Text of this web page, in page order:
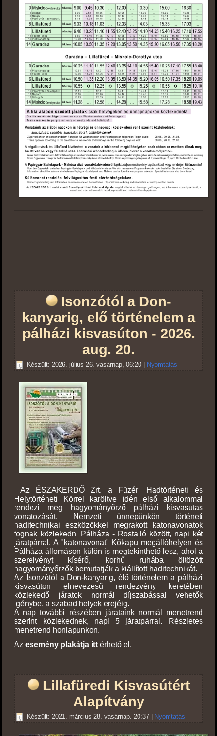
Isonzótól a Don-
kanyarig, elő történelem a
pálházi kisvasúton - 2026.
aug. 20.
Készült: 2026. július 26. vasárnap, 06:20 Nyomtatás
Az ÉSZAKERDŐ Zrt. a Füzéri Hadtörténeti és
Helytörténeti Körrel karöltve idén első alkalommal
rendezi meg hagyományőrző pálházi kisvasutas
vonatozását. Nemzeti ünnepünkön történeti
haditechnikai eszközökkel megrakott katonavonatok
fognak közlekedni Pálháza - Rostalló között, napi két
járatpárral. A "katonavonat" Kőkapu megállóhelyen és
Pálháza állomáson külön is megtekinthető lesz, ahol a
szerelvényt kísérő, korhű ruhába öltözött
hagyományőrzők bemutatják a kiállított haditechnikát.
Az Isonzótól a Don-kanyarig, élő történelem a pálházi
kisvasúton elnevezésű rendezvény keretében
közlekedő járatok normál díjszabással vehetők
igénybe, a szabad helyek erejéig.
A nap további részében járataink normál menetrend
szerint közlekednek, napi 5 járatpárral. Részletes
menetrend honlapunkon.
Azesemény plakátja itt érhető el.
Lillafüredi Kisvasútért
Alapítvány
Készült: 2021. március 28. vasárnap, 20:37 Nyomtatás